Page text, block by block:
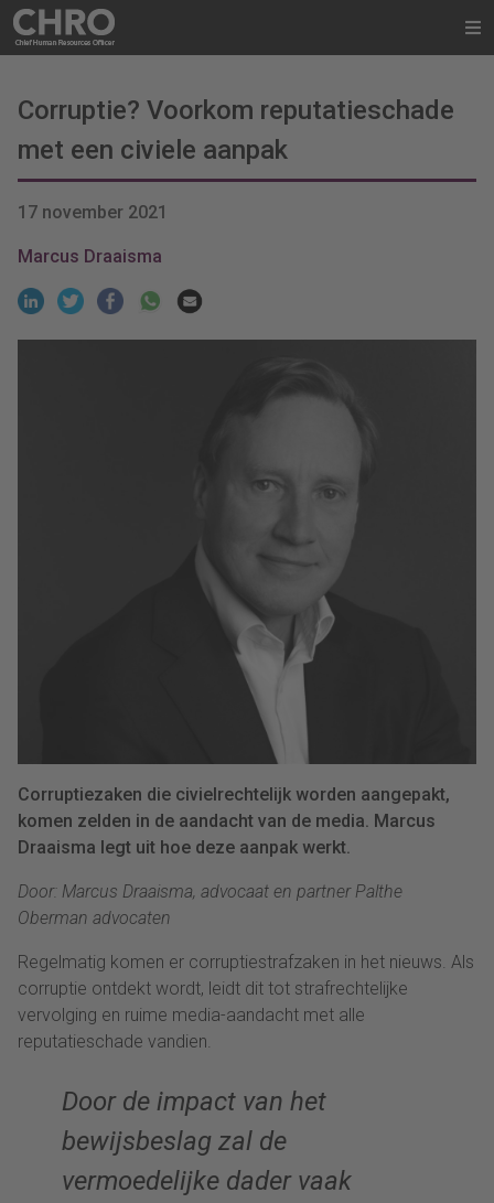
Corruptie? Voorkom reputatieschade
met een civiele aanpak
17 november 2021
Marcus Draaisma
Corruptiezaken die civielrechtelijk worden aangepakt,
komen zelden in de aandacht van de media. Marcus
Draaisma legt uit hoe deze aanpak werkt.
Door: Marcus Draaisma, advocaat en partner Palthe
Oberman advocaten
Regelmatig komen er corruptiestrafzaken in het nieuws. Als
corruptie ontdekt wordt, leidt dit tot strafrechtelijke
vervolging en ruime media-aandacht met alle
reputatieschade vandien.
Door de impact van het
bewijsbeslag zal de
vermoedelijke dader vaak